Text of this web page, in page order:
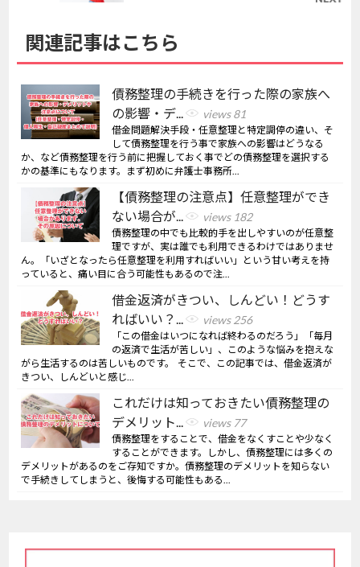
関連記事はこちら
債務整理の手続きを行った際の家族へ
の影響・デ...
views 81
借金問題解決手段・任意整理と特定調停の違い、そ
して債務整理を行う事で家族への影響はどうなる
か、など債務整理を行う前に把握しておく事でどの債務整理を選択する
かの基準にもなります。まず初めに弁護士事務所...
【債務整理の注意点】任意整理ができ
ない場合が...
views 182
債務整理の中でも比較的手を出しやすいのが任意整
理ですが、実は誰でも利用できるわけではありませ
ん。「いざとなったら任意整理を利用すればいい」という甘い考えを持
っていると、痛い目に合う可能性もあるので注...
借金返済がきつい、しんどい！どうす
ればいい？...
views 256
「この借金はいつになれば終わるのだろう」「毎月
の返済で生活が苦しい」、このような悩みを抱えな
がら生活するのは苦しいものです。 そこで、この記事では、借金返済が
きつい、しんどいと感じ...
これだけは知っておきたい債務整理の
デメリット...
views 77
債務整理をすることで、借金をなくすことや少なく
することができます。しかし、債務整理には多くの
デメリットがあるのをご存知ですか。債務整理のデメリットを知らない
で手続きしてしまうと、後悔する可能性もある...